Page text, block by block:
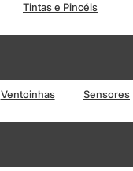
Tintas e Pincéis
Ventoinhas Sensores